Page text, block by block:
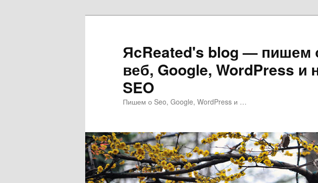
ЯcReated's blog — пишем
веб, Google, WordPress и
SEO
Пишем о Seo, Google, WordPress и …